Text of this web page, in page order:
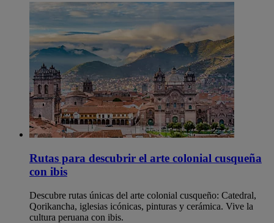
Rutas para descubrir el arte colonial cusqueña
con ibis
Descubre rutas únicas del arte colonial cusqueño: Catedral,
Qorikancha, iglesias icónicas, pinturas y cerámica. Vive la
cultura peruana con ibis.